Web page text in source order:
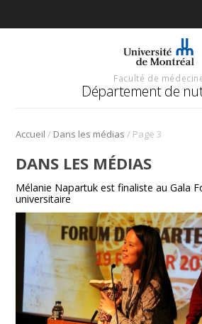
Faculté de
Département de
Accueil / Dans les médias / Page 3
DANS LES MÉDIAS
Mélanie Napartuk est finaliste au Gala
universitaire